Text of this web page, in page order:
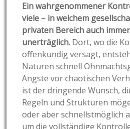
Ein wahrgenommener
viele – in welchem
privaten Bereich auch
unerträglich. Dort, wo die
offenkundig versagt,
Naturen schnell
Ängste vor chaotischen
ist der dringende Wunsch,
Regeln und Strukturen
oder aber schnellstmöglich
um die vollständige